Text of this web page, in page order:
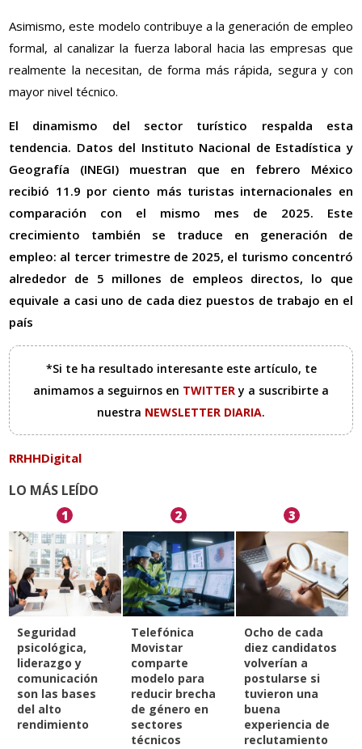
Asimismo, este modelo contribuye a la generación de empleo
formal, al canalizar la fuerza laboral hacia las empresas que
realmente la necesitan, de forma más rápida, segura y con
mayor nivel técnico.
El dinamismo del sector turístico respalda esta
tendencia. Datos del Instituto Nacional de Estadística y
Geografía (INEGI) muestran que en febrero México
recibió 11.9 por ciento más turistas internacionales en
comparación con el mismo mes de 2025. Este
crecimiento también se traduce en generación de
empleo: al tercer trimestre de 2025, el turismo concentró
alrededor de 5 millones de empleos directos, lo que
equivale a casi uno de cada diez puestos de trabajo en el
país
*Si te ha resultado interesante este artículo, te
animamos a seguirnos en TWITTERy a suscribirte a
nuestra NEWSLETTER DIARIA.
RRHHDigital
LO MÁS LEÍDO
1
Seguridad
psicológica,
liderazgo y
comunicación
son las bases
del alto
rendimiento
2
Telefónica
Movistar
comparte
modelo para
reducir brecha
de género en
sectores
técnicos
3
Ocho de cada
diez candidatos
volverían a
postularse si
tuvieron una
buena
experiencia de
reclutamiento